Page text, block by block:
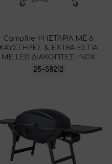
Campfire ΨΗΣΤΑΡΙΑ ΜΕ 6
ΚΑΥΣΤΗΡΕΣ & EXTRA ΕΣΤΙΑ
ΜΕ LED ΔΙΑΚΟΠΤΕΣ-ΙΝΟΧ
25-38212